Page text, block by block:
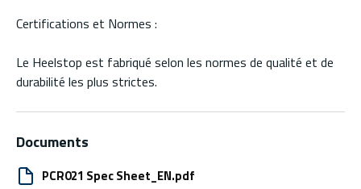
Certifications et Normes :
Le Heelstop est fabriqué selon les normes de qualité et de
durabilité les plus strictes.
Documents
PCR021 Spec Sheet_EN.pdf